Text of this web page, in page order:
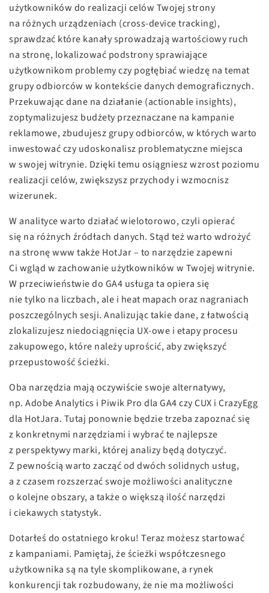
użytkowników do realizacji celów Twojej strony
na różnych urządzeniach (cross-device tracking),
sprawdzać które kanały sprowadzają wartościowy ruch
na stronę, lokalizować podstrony sprawiające
użytkownikom problemy czy pogłębiać wiedzę na temat
grupy odbiorców w kontekście danych demograficznych.
Przekuwając dane na działanie (actionable insights),
zoptymalizujesz budżety przeznaczane na kampanie
reklamowe, zbudujesz grupy odbiorców, w których warto
inwestować czy udoskonalisz problematyczne miejsca
w swojej witrynie. Dzięki temu osiągniesz wzrost poziomu
realizacji celów, zwiększysz przychody i wzmocnisz
wizerunek.
W analityce warto działać wielotorowo, czyli opierać
się na różnych źródłach danych. Stąd też warto wdrożyć
na stronę www także HotJar – to narzędzie zapewni
Ci wgląd w zachowanie użytkowników w Twojej witrynie.
W przeciwieństwie do GA4 usługa ta opiera się
nie tylko na liczbach, ale i heat mapach oraz nagraniach
poszczególnych sesji. Analizując takie dane, z łatwością
zlokalizujesz niedociągnięcia UX-owe i etapy procesu
zakupowego, które należy uprościć, aby zwiększyć
przepustowość ścieżki.
Oba narzędzia mają oczywiście swoje alternatywy,
np. Adobe Analytics i Piwik Pro dla GA4 czy CUX i CrazyEgg
dla HotJara. Tutaj ponownie będzie trzeba zapoznać się
z konkretnymi narzędziami i wybrać te najlepsze
z perspektywy marki, której analizy będą dotyczyć.
Z pewnością warto zacząć od dwóch solidnych usług,
a z czasem rozszerzać swoje możliwości analityczne
o kolejne obszary, a także o większą ilość narzędzi
i ciekawych statystyk.
Dotarłeś do ostatniego kroku! Teraz możesz startować
z kampaniami. Pamiętaj, że ścieżki współczesnego
użytkownika są na tyle skomplikowane, a rynek
konkurencji tak rozbudowany, że nie ma możliwości